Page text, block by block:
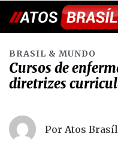
BRASIL & MUNDO
Cursos de
diretrizes
Por Atos